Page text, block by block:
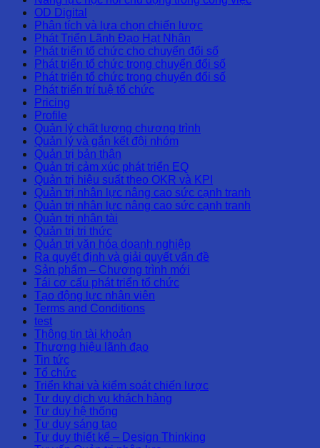
OD Digital
Phân tích và lựa chọn chiến lược
Phát Triển Lãnh Đạo Hạt Nhân
Phát triển tổ chức cho chuyển đổi số
Phát triển tổ chức trong chuyển đổi số
Phát triển tổ chức trong chuyển đổi số
Phát triển trí tuệ tổ chức
Pricing
Profile
Quản lý chất lượng chương trình
Quản lý và gắn kết đội nhóm
Quản trị bản thân
Quản trị cảm xúc phát triển EQ
Quản trị hiệu suất theo OKR và KPI
Quản trị nhân lực nâng cao sức cạnh tranh
Quản trị nhân lực nâng cao sức cạnh tranh
Quản trị nhân tài
Quản trị tri thức
Quản trị văn hóa doanh nghiệp
Ra quyết định và giải quyết vấn đề
Sản phẩm – Chương trình mới
Tái cơ cấu phát triển tổ chức
Tạo động lực nhân viên
Terms and Conditions
test
Thông tin tài khoản
Thương hiệu lãnh đạo
Tin tức
Tổ chức
Triển khai và kiểm soát chiến lược
Tư duy dịch vụ khách hàng
Tư duy hệ thống
Tư duy sáng tạo
Tư duy thiết kế – Design Thinking